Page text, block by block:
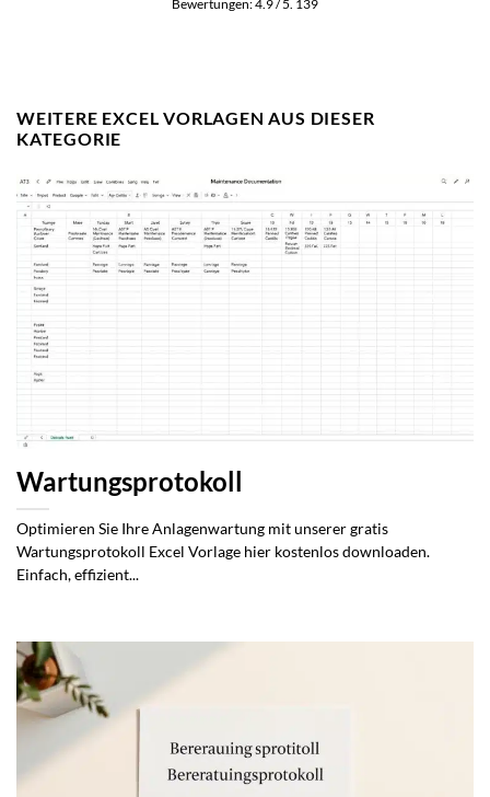
Bewertungen:4.9/ 5. 139
WEITERE EXCEL VORLAGEN AUS DIESER
KATEGORIE
Wartungsprotokoll
Optimieren Sie Ihre Anlagenwartung mit unserer gratis
Wartungsprotokoll Excel Vorlage hier kostenlos downloaden.
Einfach, effizient...